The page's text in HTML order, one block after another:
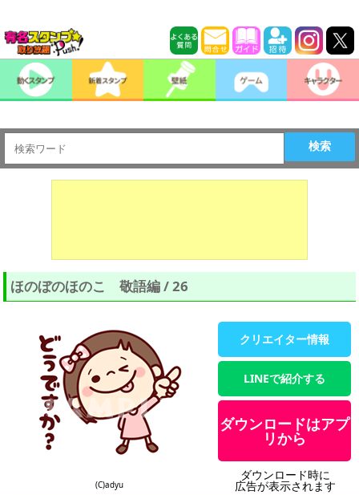
検索
ほのぼのほのこ 敬語編 / 26
(C)adyu
クリエイター情報
LINEで紹介する
ダウンロードはアプ
リから
ダウンロード時に
広告が表示されます